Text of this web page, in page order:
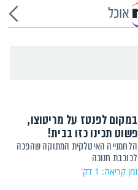
אוכל
במקום לפנטז על מריטוצו,
פשוט תכינו כזו בבית!
הלחמנייה האיטלקית המתוקה שהפכה
לכוכבת חנוכה
זמן קריאה: 1 דק'